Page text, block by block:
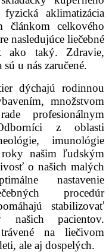
aklimatizácia
celkového
nasledujúce liečebné
ako taký. Zdravie,
u nás zaručené.
dýchajú rodinnou
množstvom
profesionálnym
z oblasti
imunológie
roky našim ľudským
o našich malých
nastavenie
procedúr
stabilizovať
pacientov.
na liečivom
ale aj dospelých.